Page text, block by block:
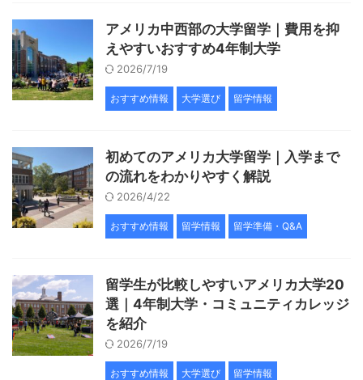
アメリカ中西部の大学留学｜費用を抑
えやすいおすすめ4年制大学
2026/7/19
おすすめ情報 大学選び 留学情報
初めてのアメリカ大学留学｜入学まで
の流れをわかりやすく解説
2026/4/22
おすすめ情報 留学情報 留学準備・Q&A
留学生が比較しやすいアメリカ大学20
選｜4年制大学・コミュニティカレッジ
を紹介
2026/7/19
おすすめ情報 大学選び 留学情報